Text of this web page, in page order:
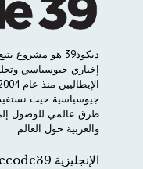
ديكود39 هو مشروع
إخباري جيوسياسي
الإيطاليين منذ عام 2004.
جيوسياسية حيث
طرق عالمي للوصول
والعربية حول العالم
الإنجليزية Decode39